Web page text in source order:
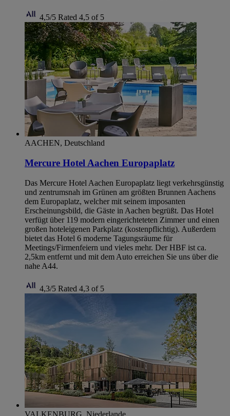
4,5/5 Rated 4,5 of 5
AACHEN, Deutschland
Mercure Hotel Aachen Europaplatz
Das Mercure Hotel Aachen Europaplatz liegt verkehrsgünstig
und zentrumsnah im Grünen am größten Brunnen Aachens
dem Europaplatz, welcher mit seinem imposanten
Erscheinungsbild, die Gäste in Aachen begrüßt. Das Hotel
verfügt über 119 modern eingerichteteten Zimmer und einen
großen hoteleigenen Parkplatz (kostenpflichtig). Außerdem
bietet das Hotel 6 moderne Tagungsräume für
Meetings/Firmenfeiern und vieles mehr. Der HBF ist ca.
2,5km entfernt und mit dem Auto erreichen Sie uns über die
nahe A44.
4,3/5 Rated 4,3 of 5
VALKENBURG, Niederlande